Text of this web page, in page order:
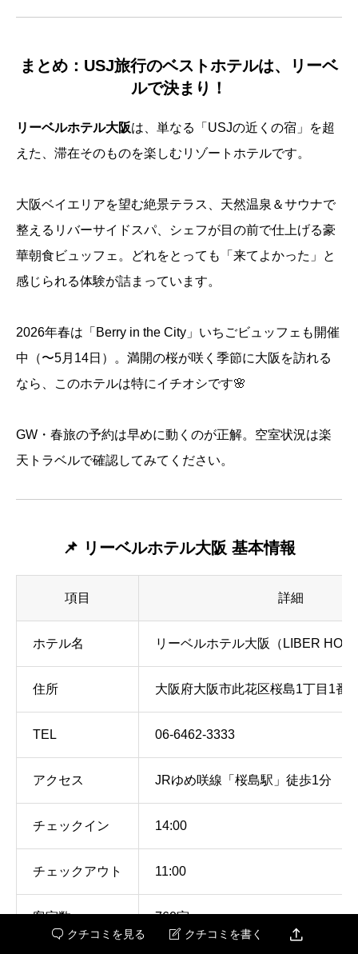
まとめ：USJ旅行のベストホテルは、リーベ
ルで決まり！
リーベルホテル大阪は、単なる「USJの近くの宿」を超
えた、滞在そのものを楽しむリゾートホテルです。
大阪ベイエリアを望む絶景テラス、天然温泉＆サウナで
整えるリバーサイドスパ、シェフが目の前で仕上げる豪
華朝食ビュッフェ。どれをとっても「来てよかった」と
感じられる体験が詰まっています。
2026年春は「Berry in the City」いちごビュッフェも開催
中（〜5月14日）。満開の桜が咲く季節に大阪を訪れる
なら、このホテルは特にイチオシです🌸
GW・春旅の予約は早めに動くのが正解。空室状況は楽
天トラベルで確認してみてください。
📌 リーベルホテル大阪 基本情報
項目 詳細
ホテル名 リーベルホテル大阪（LIBER
住所 大阪府大阪市此花区桜島1丁目1番
TEL 06-6462-3333
アクセス JRゆめ咲線「桜島駅」徒歩1分
チェックイン 14:00
チェックアウト 11:00
客室数 760室
 クチコミを見る  クチコミを書く 